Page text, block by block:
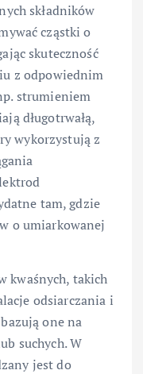
składników
cząstki o
skuteczność
z odpowiednim
strumieniem
długotrwałą,
wykorzystują z
tam, gdzie
o umiarkowanej
kwaśnych, takich
odsiarczania i
one na
suchych. W
jest do